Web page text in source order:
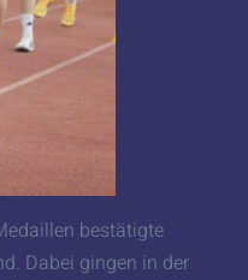
bestätigte
Dabei gingen in der